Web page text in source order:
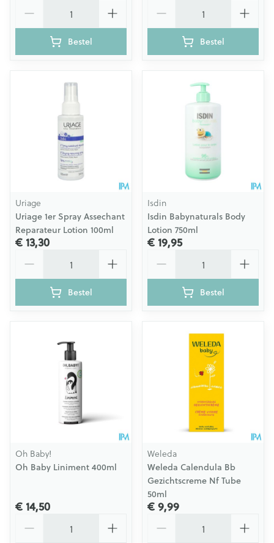
Bestel Bestel
Uriage
Uriage 1er Spray Assechant
Reparateur Lotion 100ml
€ 13,30
Bestel
Isdin
Isdin Babynaturals Body
Lotion 750ml
€ 19,95
Bestel
Oh Baby!
Oh Baby Liniment 400ml
€ 14,50
Weleda
Weleda Calendula Bb
Gezichtscreme Nf Tube
50ml
€ 9,99